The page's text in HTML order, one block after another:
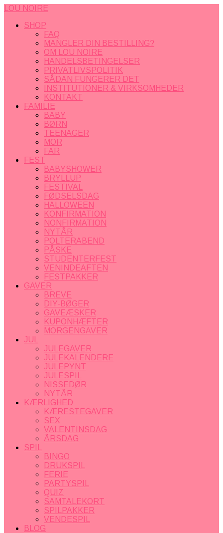
LOU NOIRE
SHOP
FAQ
MANGLER DIN BESTILLING?
OM LOU NOIRE
HANDELSBETINGELSER
PRIVATLIVSPOLITIK
SÅDAN FUNGERER DET
INSTITUTIONER & VIRKSOMHEDER
KONTAKT
FAMILIE
BABY
BØRN
TEENAGER
MOR
FAR
FEST
BABYSHOWER
BRYLLUP
FESTIVAL
FØDSELSDAG
HALLOWEEN
KONFIRMATION
NONFIRMATION
NYTÅR
POLTERABEND
PÅSKE
STUDENTERFEST
VENINDEAFTEN
FESTPAKKER
GAVER
BREVE
DIY-BØGER
GAVEÆSKER
KUPONHÆFTER
MORGENGAVER
JUL
JULEGAVER
JULEKALENDERE
JULEPYNT
JULESPIL
NISSEDØR
NYTÅR
KÆRLIGHED
KÆRESTEGAVER
SEX
VALENTINSDAG
ÅRSDAG
SPIL
BINGO
DRUKSPIL
FERIE
PARTYSPIL
QUIZ
SAMTALEKORT
SPILPAKKER
VENDESPIL
BLOG